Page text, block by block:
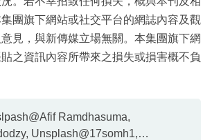
團旗下網站或社交平台的網誌內容及觀
見，與新傳媒立場無關。本集團旗下網
之資訊內容所帶來之損失或損害概不負
Ramdhasuma,
Unsplash@17somh1,